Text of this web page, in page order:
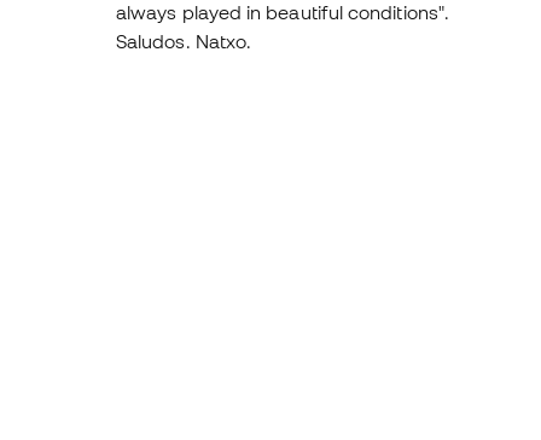
always played in beautiful conditions".
Saludos. Natxo.